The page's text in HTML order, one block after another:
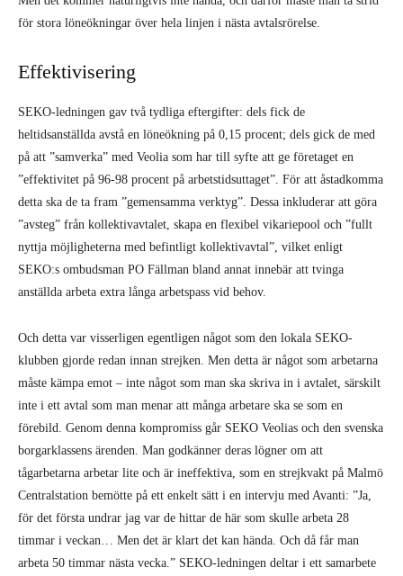
för stora löneökningar över hela linjen i nästa avtalsrörelse.
Effektivisering
SEKO-ledningen gav två tydliga eftergifter: dels fick de
heltidsanställda avstå en löneökning på 0,15 procent; dels gick de med
på att ”samverka” med Veolia som har till syfte att ge företaget en
”effektivitet på 96-98 procent på arbetstidsuttaget”. För att åstadkomma
detta ska de ta fram ”gemensamma verktyg”. Dessa inkluderar att göra
”avsteg” från kollektivavtalet, skapa en flexibel vikariepool och ”fullt
nyttja möjligheterna med befintligt kollektivavtal”, vilket enligt
SEKO:s ombudsman PO Fällman bland annat innebär att tvinga
anställda arbeta extra långa arbetspass vid behov.
Och detta var visserligen egentligen något som den lokala SEKO-
klubben gjorde redan innan strejken. Men detta är något som arbetarna
måste kämpa emot – inte något som man ska skriva in i avtalet, särskilt
inte i ett avtal som man menar att många arbetare ska se som en
förebild. Genom denna kompromiss går SEKO Veolias och den svenska
borgarklassens ärenden. Man godkänner deras lögner om att
tågarbetarna arbetar lite och är ineffektiva, som en strejkvakt på Malmö
Centralstation bemötte på ett enkelt sätt i en intervju med Avanti: ”Ja,
för det första undrar jag var de hittar de här som skulle arbeta 28
timmar i veckan… Men det är klart det kan hända. Och då får man
arbeta 50 timmar nästa vecka.” SEKO-ledningen deltar i ett samarbete